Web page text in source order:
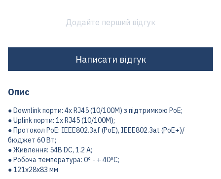
Додайте перший відгук
Написати відгук
Опис
● Downlink порти: 4x RJ45 (10/100M) з підтримкою PoE;
● Uplink порти: 1x RJ45 (10/100M);
● Протокол PoE: IEEE802.3af (PoE), IEEE802.3at (PoE+)/
бюджет 60 Вт;
● Живлення: 54В DC, 1.2 A;
● Робоча температура: 0º - + 40ºC;
● 121x28x83 мм